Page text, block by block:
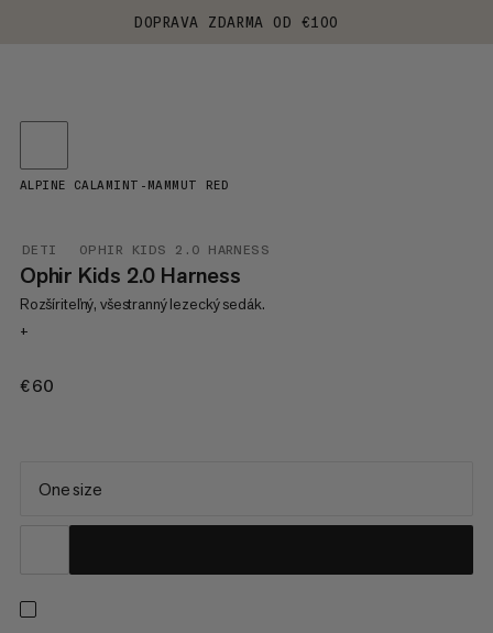
DOPRAVA ZDARMA OD €100
DETI OPHIR KIDS 2.0 HARNESS
Ophir Kids 2.0 Harness
Rozšíriteľný, všestranný lezecký sedák.
+
€60
ALPINE CALAMINT-MAMMUT RED
One size